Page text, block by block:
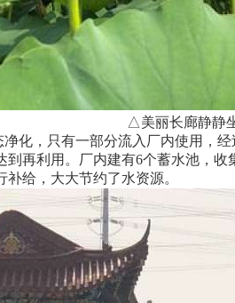
△美丽长廊静静
，只有一部分流入厂内使用，
再利用。厂内建有6个蓄水池，
给，大大节约了水资源。